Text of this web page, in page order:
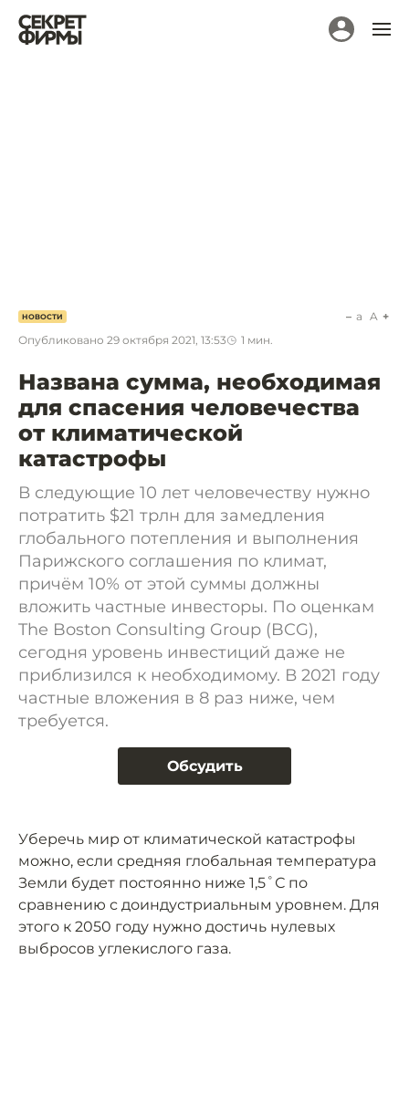
НОВОСТИ
Опубликовано 29 октября 2021, 13:53 1 мин.
a A
Названа сумма, необходимая
для спасения человечества
от климатической
катастрофы
В следующие 10 лет человечеству нужно
потратить $21 трлн для замедления
глобального потепления и выполнения
Парижского соглашения по климат,
причём 10% от этой суммы должны
вложить частные инвесторы. По оценкам
The Boston Consulting Group (BCG),
сегодня уровень инвестиций даже не
приблизился к необходимому. В 2021 году
частные вложения в 8 раз ниже, чем
требуется.
Обсудить
Уберечь мир от климатической катастрофы
можно, если средняя глобальная температура
Земли будет постоянно ниже 1,5˚С по
сравнению с доиндустриальным уровнем. Для
этого к 2050 году нужно достичь нулевых
выбросов углекислого газа.